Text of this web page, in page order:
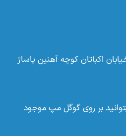
اکباتان کوچه آهنین پاساژ
بر روی گوگل مپ موجود